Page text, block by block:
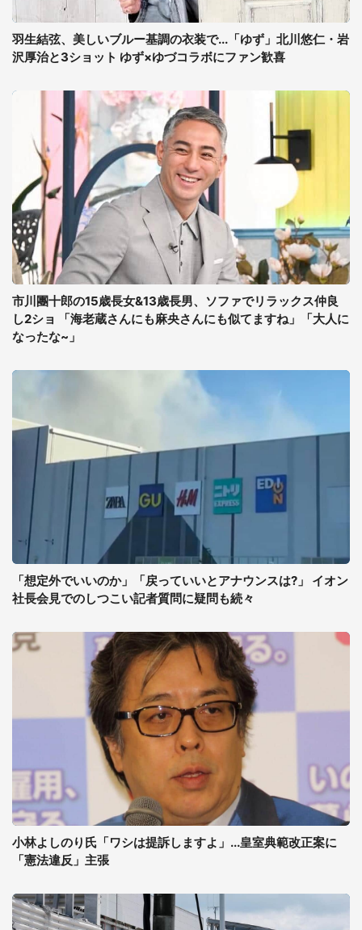
羽生結弦、美しいブルー基調の衣装で...「ゆず」北川悠仁・岩
沢厚治と3ショット ゆず×ゆづコラボにファン歓喜
市川團十郎の15歳長女&13歳長男、ソファでリラックス仲良
し2ショ 「海老蔵さんにも麻央さんにも似てますね」「大人に
なったな~」
「想定外でいいのか」「戻っていいとアナウンスは?」 イオン
社長会見でのしつこい記者質問に疑問も続々
小林よしのり氏「ワシは提訴しますよ」...皇室典範改正案に
「憲法違反」主張